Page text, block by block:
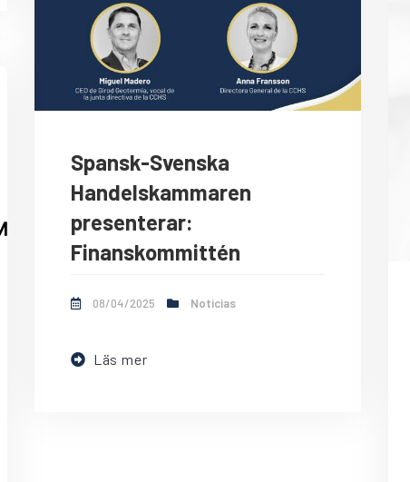
Spansk-Svenska
Handelskammaren
presenterar:
Finanskommittén
08/04/2025 Noticias
Läs mer